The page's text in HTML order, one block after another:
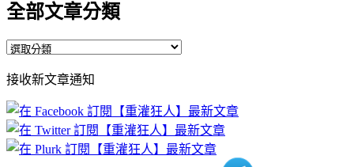
全部文章分類
全
文
章
分
類
接收新文章通知